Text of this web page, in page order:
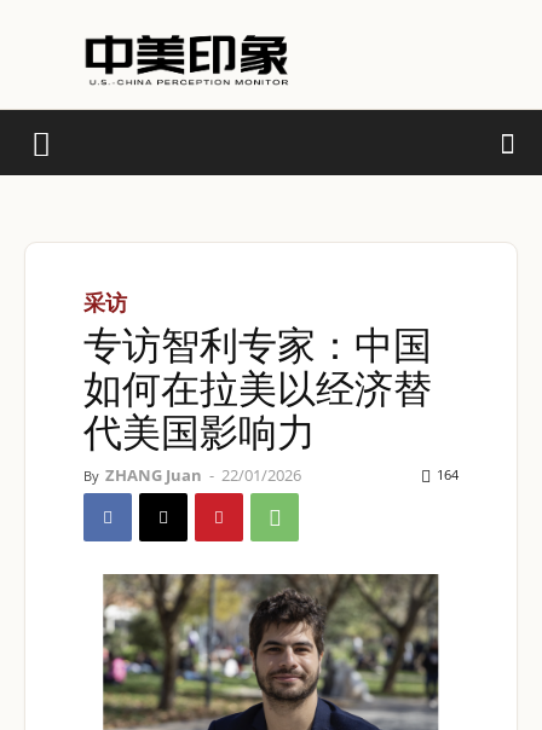
采访
专访智利专家：中国
如何在拉美以经济替
代美国影响力
By ZHANG Juan - 22/01/2026 164